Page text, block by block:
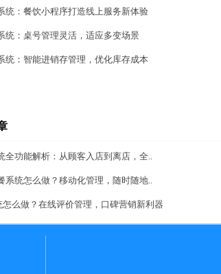
统：餐饮小程序打造线上服务新体验
统：桌号管理灵活，适应多变场景
统：智能进销存管理，优化库存成本
全功能解析：从顾客入店到离店，全..
系统怎么做？移动化管理，随时随地..
怎么做？在线评价管理，口碑营销新利器